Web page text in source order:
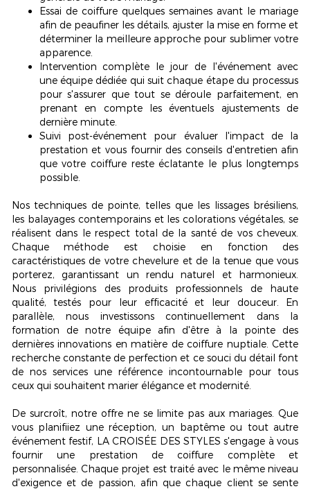
Essai de coiffure quelques semaines avant le mariage
afin de peaufiner les détails, ajuster la mise en forme et
déterminer la meilleure approche pour sublimer votre
apparence.
Intervention complète le jour de l'événement avec
une équipe dédiée qui suit chaque étape du processus
pour s'assurer que tout se déroule parfaitement, en
prenant en compte les éventuels ajustements de
dernière minute.
Suivi post-événement pour évaluer l'impact de la
prestation et vous fournir des conseils d'entretien afin
que votre coiffure reste éclatante le plus longtemps
possible.
Nos techniques de pointe, telles que les lissages brésiliens,
les balayages contemporains et les colorations végétales, se
réalisent dans le respect total de la santé de vos cheveux.
Chaque méthode est choisie en fonction des
caractéristiques de votre chevelure et de la tenue que vous
porterez, garantissant un rendu naturel et harmonieux.
Nous privilégions des produits professionnels de haute
qualité, testés pour leur efficacité et leur douceur. En
parallèle, nous investissons continuellement dans la
formation de notre équipe afin d'être à la pointe des
dernières innovations en matière de coiffure nuptiale. Cette
recherche constante de perfection et ce souci du détail font
de nos services une référence incontournable pour tous
ceux qui souhaitent marier élégance et modernité.
De surcroît, notre offre ne se limite pas aux mariages. Que
vous planifiiez une réception, un baptême ou tout autre
événement festif, LA CROISÉE DES STYLES s'engage à vous
fournir une prestation de coiffure complète et
personnalisée. Chaque projet est traité avec le même niveau
d'exigence et de passion, afin que chaque client se sente